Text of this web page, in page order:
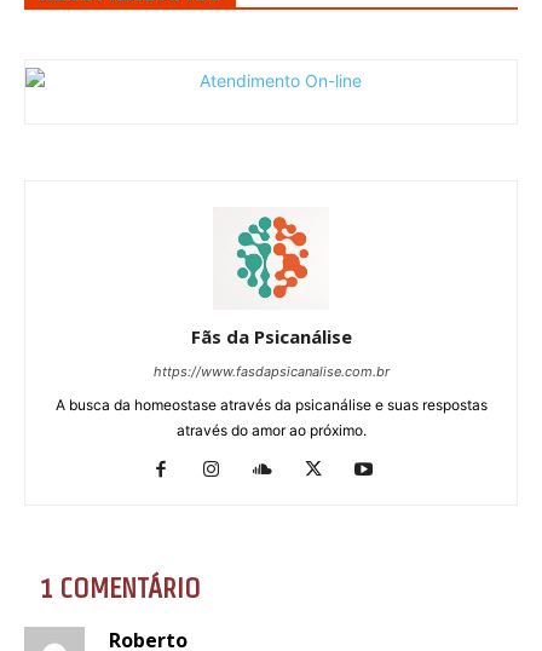
Fãs da Psicanálise
https://www.fasdapsicanalise.com.br
A busca da homeostase através da psicanálise e suas respostas
através do amor ao próximo.
1 COMENTÁRIO
Roberto